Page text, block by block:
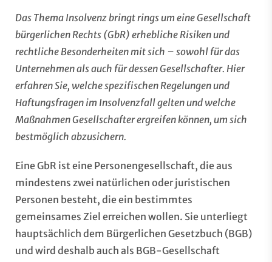
Das Thema Insolvenz bringt rings um eine Gesellschaft
bürgerlichen Rechts (GbR) erhebliche Risiken und
rechtliche Besonderheiten mit sich – sowohl für das
Unternehmen als auch für dessen Gesellschafter. Hier
erfahren Sie, welche spezifischen Regelungen und
Haftungsfragen im Insolvenzfall gelten und welche
Maßnahmen Gesellschafter ergreifen können, um sich
bestmöglich abzusichern.
Eine GbR ist eine Personengesellschaft, die aus
mindestens zwei natürlichen oder juristischen
Personen besteht, die ein bestimmtes
gemeinsames Ziel erreichen wollen. Sie unterliegt
hauptsächlich dem Bürgerlichen Gesetzbuch (BGB)
und wird deshalb auch als BGB-Gesellschaft